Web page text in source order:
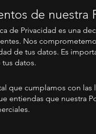
de nuestra
de Privacidad es una
Nos
de tus datos. Es
datos.
que cumplamos con
entiendas que nuestra